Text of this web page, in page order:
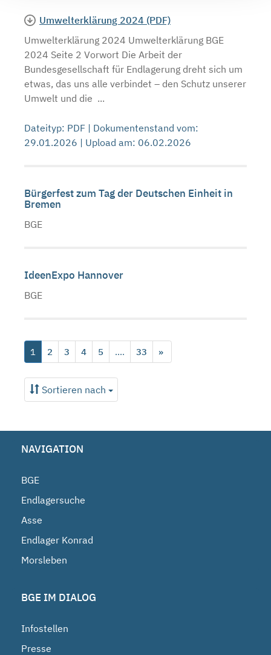
Umwelterklärung 2024 (PDF)
Umwelterklärung 2024 Umwelterklärung BGE
2024 Seite 2 Vorwort Die Arbeit der
Bundesgesellschaft für Endlagerung dreht sich um
etwas, das uns alle verbindet – den Schutz unserer
Umwelt und die ...
Dateityp: PDF | Dokumentenstand vom:
29.01.2026 | Upload am: 06.02.2026
Bürgerfest zum Tag der Deutschen Einheit in
Bremen
BGE
IdeenExpo Hannover
BGE
1 2 3 4 5 .... 33 »
Sortieren nach
NAVIGATION
BGE
Endlagersuche
Asse
Endlager Konrad
Morsleben
BGE IM DIALOG
Infostellen
Presse